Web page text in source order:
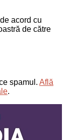
acord cu
de către
spamul. Află
.